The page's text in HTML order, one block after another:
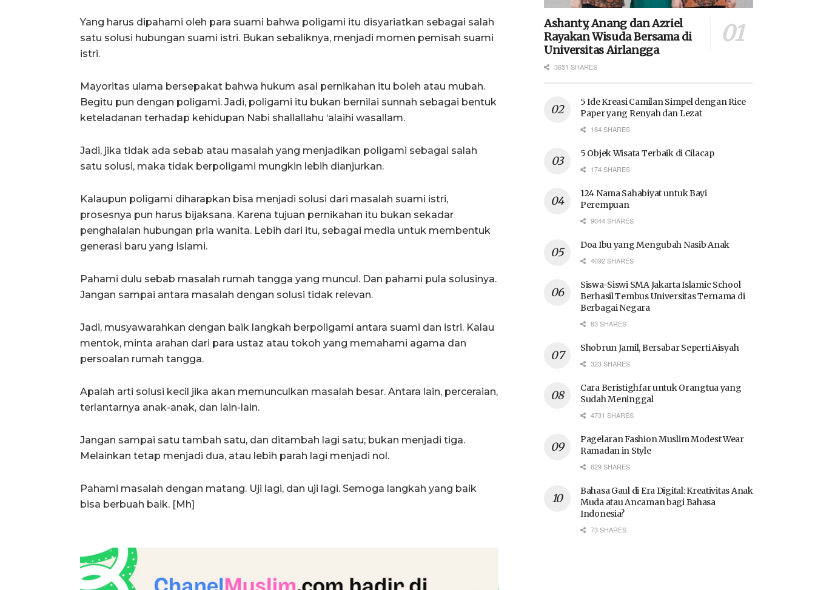
Yang harus dipahami oleh para suami bahwa poligami itu disyariatkan sebagai salah
satu solusi hubungan suami istri. Bukan sebaliknya, menjadi momen pemisah suami
istri.
Mayoritas ulama bersepakat bahwa hukum asal pernikahan itu boleh atau mubah.
Begitu pun dengan poligami. Jadi, poligami itu bukan bernilai sunnah sebagai bentuk
keteladanan terhadap kehidupan Nabi shallallahu ‘alaihi wasallam.
Jadi, jika tidak ada sebab atau masalah yang menjadikan poligami sebagai salah
satu solusi, maka tidak berpoligami mungkin lebih dianjurkan.
Kalaupun poligami diharapkan bisa menjadi solusi dari masalah suami istri,
prosesnya pun harus bijaksana. Karena tujuan pernikahan itu bukan sekadar
penghalalan hubungan pria wanita. Lebih dari itu, sebagai media untuk membentuk
generasi baru yang Islami.
Pahami dulu sebab masalah rumah tangga yang muncul. Dan pahami pula solusinya.
Jangan sampai antara masalah dengan solusi tidak relevan.
Jadi, musyawarahkan dengan baik langkah berpoligami antara suami dan istri. Kalau
mentok, minta arahan dari para ustaz atau tokoh yang memahami agama dan
persoalan rumah tangga.
Apalah arti solusi kecil jika akan memunculkan masalah besar. Antara lain, perceraian,
terlantarnya anak-anak, dan lain-lain.
Jangan sampai satu tambah satu, dan ditambah lagi satu; bukan menjadi tiga.
Melainkan tetap menjadi dua, atau lebih parah lagi menjadi nol.
Pahami masalah dengan matang. Uji lagi, dan uji lagi. Semoga langkah yang baik
bisa berbuah baik. [Mh]
Ashanty, Anang dan Azriel
Rayakan Wisuda Bersama di
Universitas Airlangga
3651 SHARES
5 Ide Kreasi Camilan Simpel dengan Rice
Paper yang Renyah dan Lezat
184 SHARES
5 Objek Wisata Terbaik di Cilacap
174 SHARES
124 Nama Sahabiyat untuk Bayi
Perempuan
9044 SHARES
Doa Ibu yang Mengubah Nasib Anak
4092 SHARES
Siswa-Siswi SMA Jakarta Islamic School
Berhasil Tembus Universitas Ternama di
Berbagai Negara
83 SHARES
Shobrun Jamil, Bersabar Seperti Aisyah
323 SHARES
Cara Beristighfar untuk Orangtua yang
Sudah Meninggal
4731 SHARES
Pagelaran Fashion Muslim Modest Wear
Ramadan in Style
629 SHARES
Bahasa Gaul di Era Digital: Kreativitas Anak
Muda atau Ancaman bagi Bahasa
Indonesia?
73 SHARES